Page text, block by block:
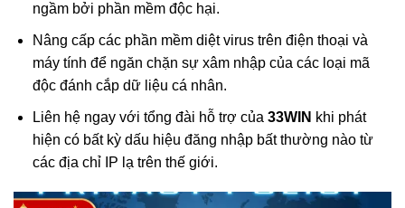
ngầm bởi phần mềm độc hại.
Nâng cấp các phần mềm diệt virus trên điện thoại và
máy tính để ngăn chặn sự xâm nhập của các loại mã
độc đánh cắp dữ liệu cá nhân.
Liên hệ ngay với tổng đài hỗ trợ của 33WIN khi phát
hiện có bất kỳ dấu hiệu đăng nhập bất thường nào từ
các địa chỉ IP lạ trên thế giới.